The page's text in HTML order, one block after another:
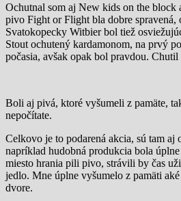
Ochutnal som aj New kids on the block
pivo Fight or Flight bla dobre spravená,
Svatokopecky Witbier bol tiež
Stout ochutený kardamonom, na prvý
počasia, avšak opak bol pravdou.
Boli aj pivá, ktoré vyšumeli z pamäte,
nepočítate.
Celkovo je to podarená akcia, sú tam aj
napríklad hudobná produkcia bola
miesto hrania pili pivo, strávili by čas
jedlo. Mne úplne vyšumelo z pamäti
dvore.